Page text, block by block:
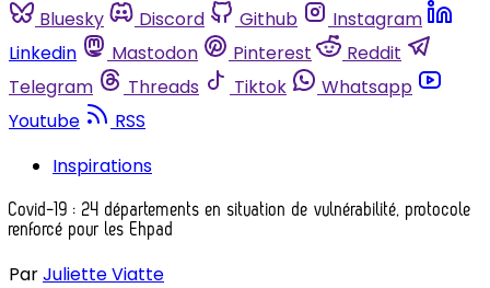
Bluesky
Discord Github
Instagram
Linkedin
Mastodon Pinterest
Reddit
Telegram
Threads Tiktok
Whatsapp
Youtube
RSS
Inspirations
Covid-19 : 24 départements en situation de vulnérabilité, protocole
renforcé pour les Ehpad
ParJuliette Viatte